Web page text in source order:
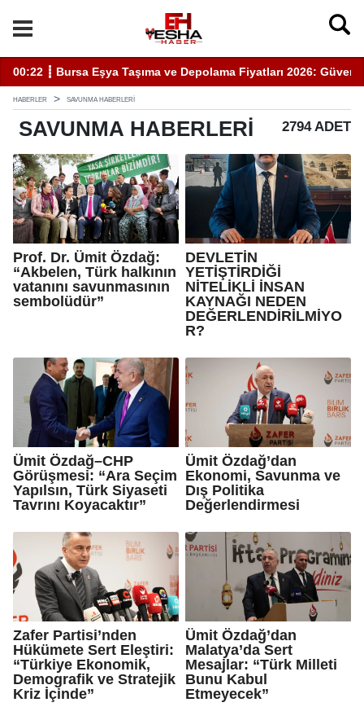
2026: Güvenli Hizmet İçin Bilinmesi Gerekenler
20:05 ┋ Semra Eyüpoğlu Zafer Partisi’nde.
HABERLER SAVUNMA HABERLERI
SAVUNMA HABERLERI 2794 ADET
Prof. Dr. Ümit Özdağ:
“Akbelen, Türk halkının
vatanını savunmasının
sembolüdür”
DEVLETİN
YETİŞTİRDİĞİ
NİTELİKLİ İNSAN
KAYNAĞI NEDEN
DEĞERLENDİRİLMİYO
R?
Ümit Özdağ–CHP
Görüşmesi: “Ara Seçim
Yapılsın, Türk Siyaseti
Tavrını Koyacaktır”
Ümit Özdağ’dan
Ekonomi, Savunma ve
Dış Politika
Değerlendirmesi
Zafer Partisi’nden
Hükümete Sert Eleştiri:
“Türkiye Ekonomik,
Demografik ve Stratejik
Kriz İçinde”
Ümit Özdağ’dan
Malatya’da Sert
Mesajlar: “Türk Milleti
Bunu Kabul
Etmeyecek”